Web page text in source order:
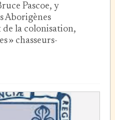
Pascoe, y
Aborigènes
la colonisation,
» chasseurs-